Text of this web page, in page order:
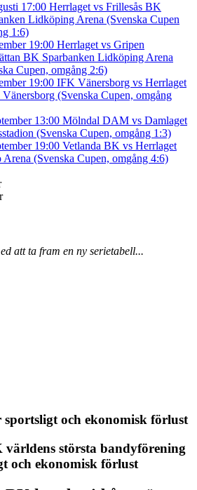
17:00 Herrlaget vs Frillesås BK
Lidköping Arena (Svenska Cupen
1:6)
19:00 Herrlaget vs Gripen
BK Sparbanken Lidköping Arena
Cupen, omgång 2:6)
19:00 IFK Vänersborg vs Herrlaget
Vänersborg (Svenska Cupen, omgång
13:00 Mölndal DAM vs Damlaget
(Svenska Cupen, omgång 1:3)
19:00 Vetlanda BK vs Herrlaget
(Svenska Cupen, omgång 4:6)
att ta fram en ny serietabell...
och ekonomisk förlust
största bandyförening
och ekonomisk förlust